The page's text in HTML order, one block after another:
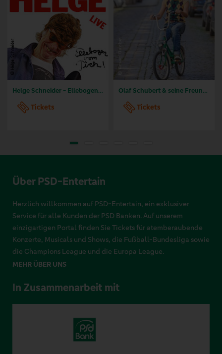
Helge Schneider - Ellebogen vom Tich
Tickets
Olaf Schubert & seine Freunde - Jetzt oder now!
Tickets
Über PSD-Entertain
Herzlich willkommen auf PSD-Entertain, ein exklusiver
Service für alle Kunden der PSD Banken. Auf unserem
einzigartigen Portal finden Sie Tickets für atemberaubende
Konzerte, Musicals und Shows, die Fußball-Bundesliga sowie
die Champions League und die Europa League.
MEHR ÜBER UNS
In Zusammenarbeit mit